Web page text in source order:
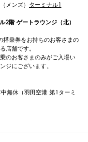
メンズ） ターミナル1
2階 ゲートラウンジ（北）
乗券をお持ちのお客さまの
店舗です。
のお客さまのみがご入場い
ジにございます。
無休（羽田空港 第1ターミ